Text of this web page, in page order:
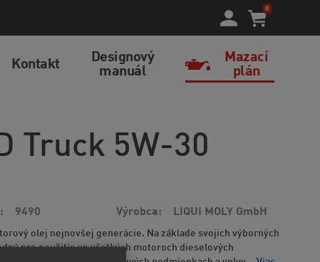
0
Kontakt
Designový
manuál
Mazací
plán
Truck 5W-30
9490 Výrobca LIQUI MOLY GmbH
olej nejnovšej generácie. Na základe svojich výborných
pre použitie vo všetkých motoroch dieselových